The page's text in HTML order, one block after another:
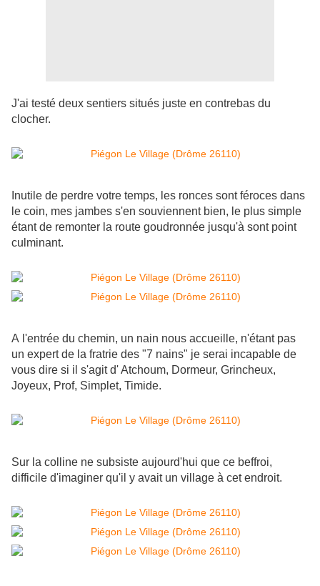
J'ai testé deux sentiers situés juste en contrebas du
clocher.
Inutile de perdre votre temps, les ronces sont féroces dans
le coin, mes jambes s'en souviennent bien, le plus simple
étant de remonter la route goudronnée jusqu'à sont point
culminant.
A l'entrée du chemin, un nain nous accueille, n'étant pas
un expert de la fratrie des "7 nains" je serai incapable de
vous dire si il s'agit d' Atchoum, Dormeur, Grincheux,
Joyeux, Prof, Simplet, Timide.
Sur la colline ne subsiste aujourd'hui que ce beffroi,
difficile d'imaginer qu'il y avait un village à cet endroit.